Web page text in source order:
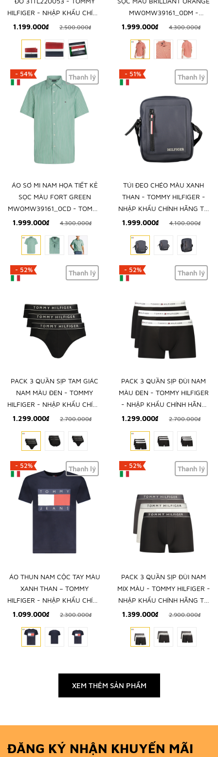
HILFIGER - NHẬP KHẨU CHÍNH
HÃNG TỪ MỸ
1.199.000₫ 2.500.000₫
MW0MW39161_0DM -
TOMMY HILFIGER - NHẬP
1.999.000₫ 4.300.000₫
- 54% Thanh lý
ÁO SƠ MI NAM HỌA TIẾT KẺ
SỌC MÀU FORT GREEN
MW0MW39161_0CD - TOMMY
HILFIGER - NHẬP KHẨU CHÍNH
1.999.000₫ 4.300.000₫
- 51% Thanh lý
TÚI ĐEO CHÉO MÀU XANH
THAN - TOMMY HILFIGER -
NHẬP KHẨU CHÍNH HÃNG TỪ
1.999.000₫ 4.100.000₫
- 52% Thanh lý
PACK 3 QUẦN SỊP TAM GIÁC
NAM MÀU ĐEN - TOMMY
HILFIGER - NHẬP KHẨU CHÍNH
HÃNG TỪ Ý
1.299.000₫ 2.700.000₫
- 52% Thanh lý
PACK 3 QUẦN SỊP ĐÙI NAM
MÀU ĐEN - TOMMY HILFIGER
- NHẬP KHẨU CHÍNH HÃNG
TỪ Ý
1.299.000₫ 2.700.000₫
- 52% Thanh lý
ÁO THUN NAM CỘC TAY MÀU
XANH THAN – TOMMY
HILFIGER - NHẬP KHẨU CHÍNH
HÃNG TỪ Ý
1.099.000₫ 2.300.000₫
- 52% Thanh lý
PACK 3 QUẦN SỊP ĐÙI NAM
MIX MÀU - TOMMY HILFIGER -
NHẬP KHẨU CHÍNH HÃNG TỪ
1.399.000₫ 2.900.000₫
XEM THÊM SẢN PHẨM
ĐĂNG KÝ NHẬN KHUYẾN MÃI